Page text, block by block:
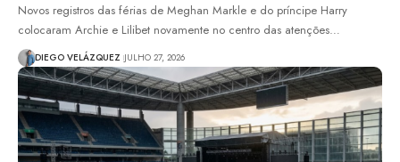
Novos registros das férias de Meghan Markle e do príncipe Harry
colocaram Archie e Lilibet novamente no centro das atenções…
DIEGO VELÁZQUEZ JULHO 27, 2026